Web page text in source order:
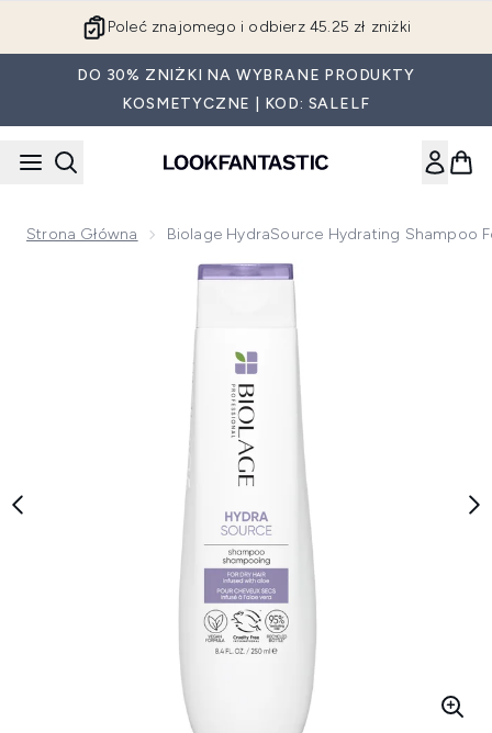
Poleć znajomego i odbierz 45.25 zł zniżki
DO 30% ZNIŻKI NA WYBRANE PRODUKTY
KOSMETYCZNE | KOD: SALELF
Strona Główna Biolage HydraSource Hydrating Shampoo
Now showing image 1 Biolage HydraSource Hydrating